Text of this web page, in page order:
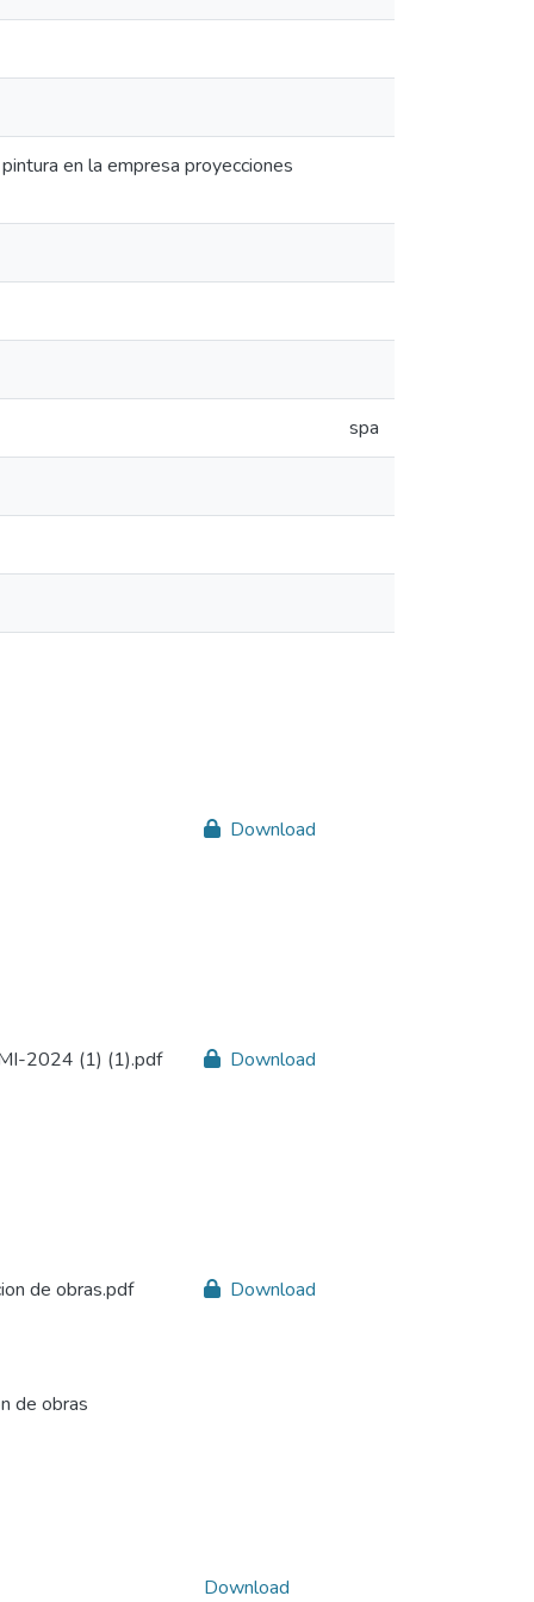
en la empresa proyecciones
spa
Download
2024 (1) (1).pdf Download
de obras.pdf
de obras
Download
Download